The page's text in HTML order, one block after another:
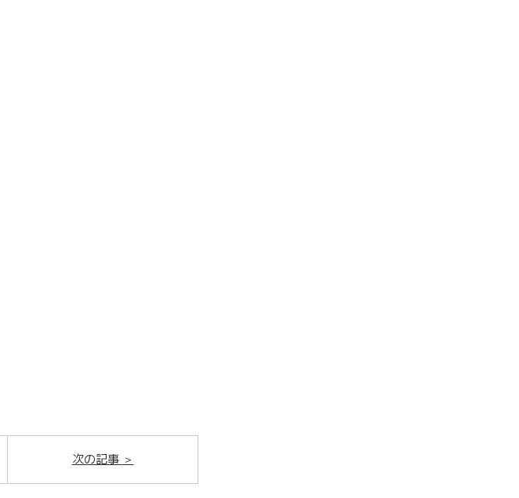
次の記事